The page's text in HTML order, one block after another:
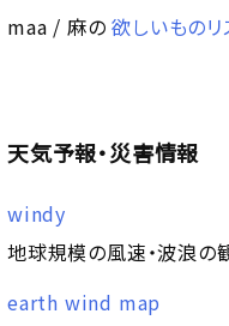
maa / 麻の欲しいものリ
天気予報・災害情報
windy
地球規模の風速・波浪の
earth wind map